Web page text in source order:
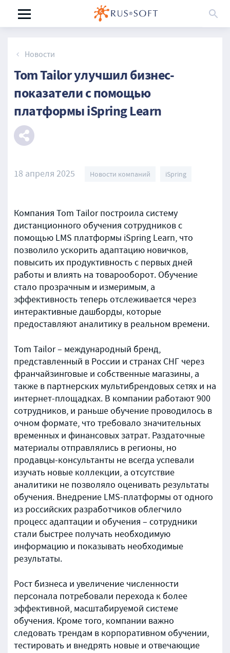
Новости
Tom Tailor улучшил бизнес-
показатели с помощью
платформы iSpring Learn
18 апреля 2025 Новости компаний iSpring
Компания Tom Tailor построила систему
дистанционного обучения сотрудников с
помощью LMS платформы iSpring Learn, что
позволило ускорить адаптацию новичков,
повысить их продуктивность с первых дней
работы и влиять на товарооборот. Обучение
стало прозрачным и измеримым, а
эффективность теперь отслеживается через
интерактивные дашборды, которые
предоставляют аналитику в реальном времени.
Tom Tailor – международный бренд,
представленный в России и странах СНГ через
франчайзинговые и собственные магазины, а
также в партнерских мультибрендовых сетях и на
интернет-площадках. В компании работают 900
сотрудников, и раньше обучение проводилось в
очном формате, что требовало значительных
временных и финансовых затрат. Раздаточные
материалы отправлялись в регионы, но
продавцы-консультанты не всегда успевали
изучать новые коллекции, а отсутствие
аналитики не позволяло оценивать результаты
обучения. Внедрение LMS-платформы от одного
из российских разработчиков облегчило
процесс адаптации и обучения – сотрудники
стали быстрее получать необходимую
информацию и показывать необходимые
результаты.
Рост бизнеса и увеличение численности
персонала потребовали перехода к более
эффективной, масштабируемой системе
обучения. Кроме того, компании важно
следовать трендам в корпоративном обучении,
тестировать и внедрять новые и отвечающие